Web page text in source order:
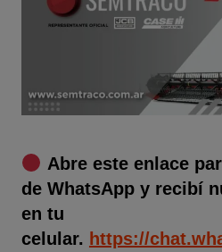
Abre este enlace
de WhatsApp y recibí
en tu
celular. https://